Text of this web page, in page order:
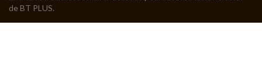
de BT PLUS.